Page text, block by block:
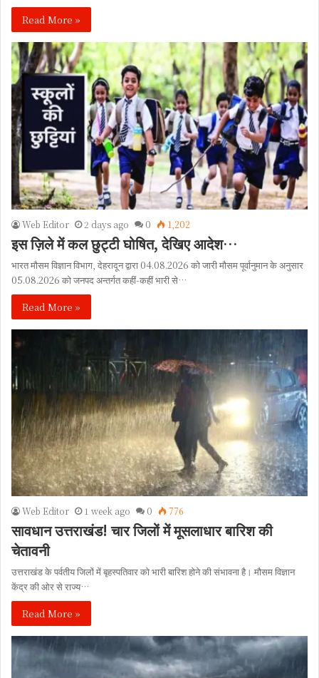
Read More »
Web Editor 2 days ago 0 1,202
इस ज़िले में कल छुट्टी घोषित, देखिए आदेश…
भारत मौसम विज्ञान विभाग, देहरादून द्वारा 04.08.2026 को जारी मौसम पूर्वानुमान के अनुसार
05.08.2026 को जनपद अन्तर्गत कहीं-कहीं भारी से…
Read More »
Web Editor 1 week ago 0 776
सावधान उत्तराखंड! चार जिलों में मूसलाधार बारिश की
चेतावनी
उत्तराखंड के पर्वतीय जिलों में बृहस्पतिवार को भारी बारिश होने की संभावना है। मौसम विज्ञान
केंद्र की ओर से राज्य…
Read More »